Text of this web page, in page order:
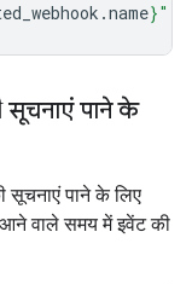
.name}"
सूचनाएं पाने के
सूचनाएं पाने के लिए
वाले समय में इवेंट की